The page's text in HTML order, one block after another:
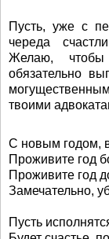
Пусть, уже с
череда
Желаю,
обязательно
твоими
С новым годом,
Проживите год
Проживите год
Замечательно,
Пусть